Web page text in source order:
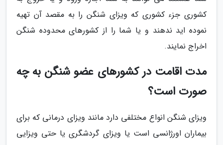
کشوری جزء کشوری که ویزای شنگن را به مقصد آن تهیه
نموده اید ندهند و یا شما را از کشورهای محدوده شنگن
اخراج نمایند.
مدت اقامت در کشورهای عضو شنگن به چه
صورت است؟
ویزای شنگن انواع مختلفی دارد مانند ویزای درمانی که برای
بیماران اورژانسی است یا ویزای گردشگری یا حتی ویزایی